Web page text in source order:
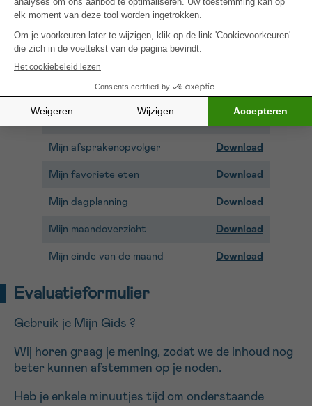
Mijn belangrijke contacten
Mijn behandeling Download
Mijn onderzoeken
Mijn afsprakenopvolger Download
Mijn favoriete eten Download
Mijn dagplanning Download
Mijn maandoverzicht Download
Mijn einde van de maand Download
Evaluatieformulier
Gebruik je Mijn Gids ?
Wij horen graag je mening, zodat we de inhoud nog
beter kunnen afstemmen op je noden.
Heb je enkele minuutjes tijd om onderstaande